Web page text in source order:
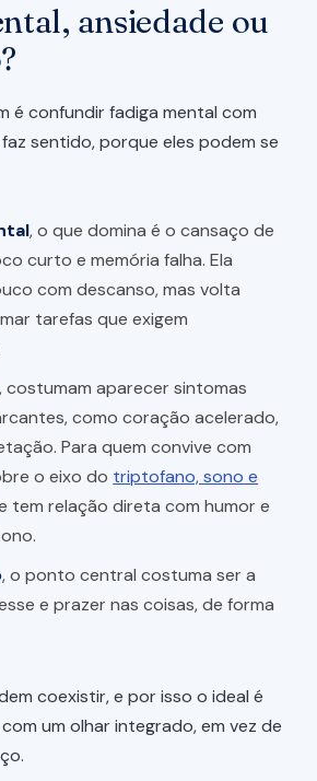
ansiedade ou
é confundir fadiga mental com
sentido, porque eles podem se
, o que domina é o cansaço de
curto e memória falha. Ela
com descanso, mas volta
tarefas que exigem
, costumam aparecer sintomas
como coração acelerado,
Para quem convive com
o eixo do triptofano, sono e
tem relação direta com humor e
, o ponto central costuma ser a
e prazer nas coisas, de forma
coexistir, e por isso o ideal é
um olhar integrado, em vez de